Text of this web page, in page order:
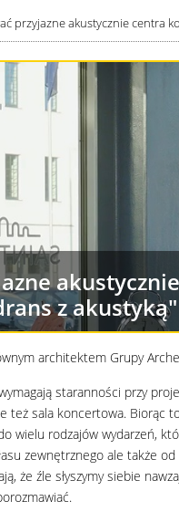
przyjazne akustycznie centra
z akustyką"
architektem Grupy
staranności przy
też sala koncertowa.
wielu rodzajów wydarzeń,
zewnętrznego ale także
że źle słyszymy siebie